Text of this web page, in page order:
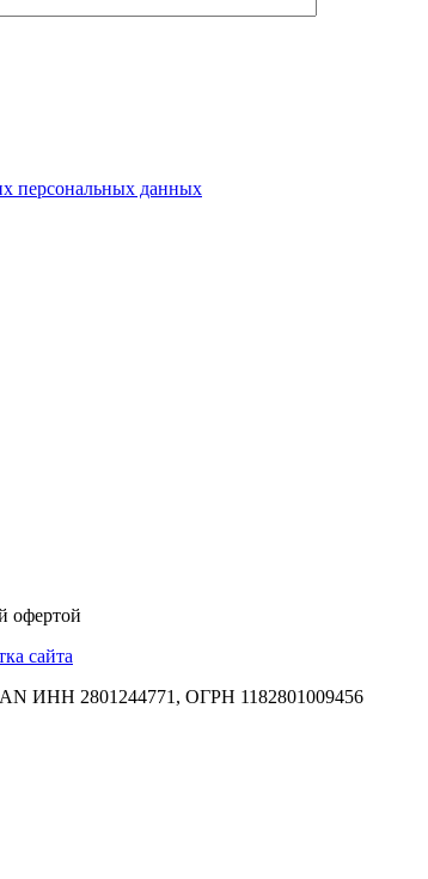
персональных данных
офертой
сайта
2801244771, ОГРН 1182801009456